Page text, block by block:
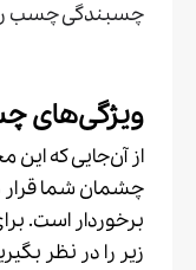
چسبندگی چسب را
ویژگی‌های
از آن‌جایی که
چشمان شما قرار
برخوردار است.
زیر را در نظر